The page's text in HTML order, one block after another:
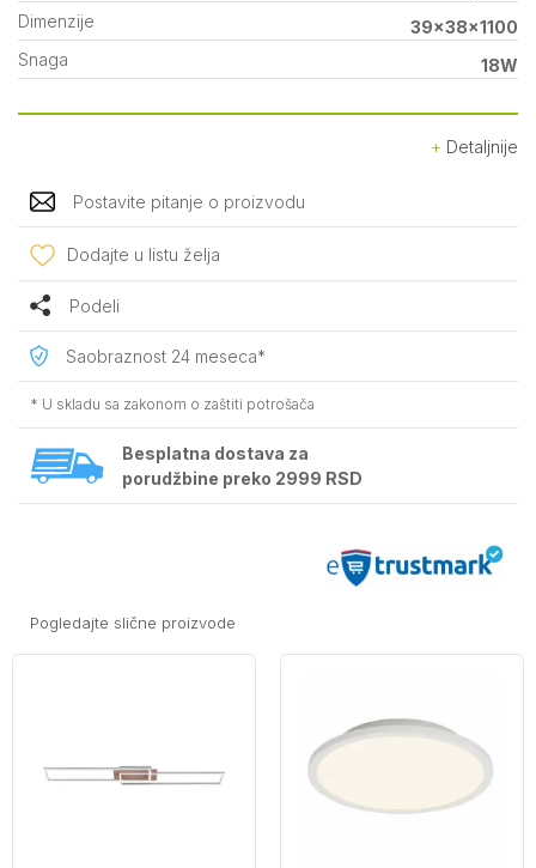
Dimenzije
39x38x1100
Snaga
18W
Detaljnije
Postavite pitanje o proizvodu
Dodajte u listu želja
Podeli
Saobraznost 24 meseca*
* U skladu sa zakonom o zaštiti potrošača
Besplatna dostava za
porudžbine preko 2999 RSD
Pogledajte slične proizvode